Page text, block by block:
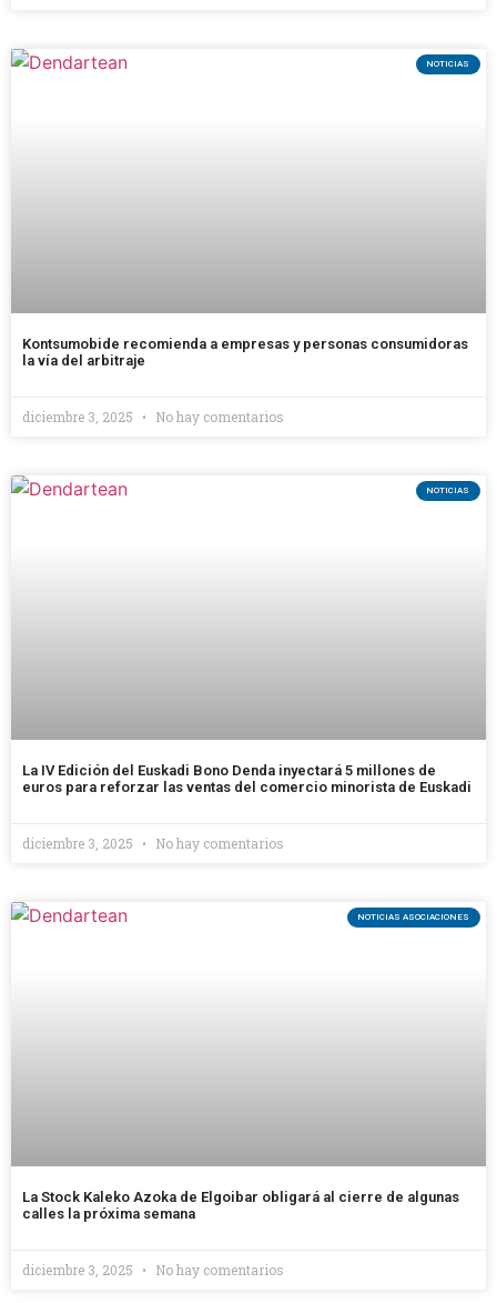
NOTICIAS
Kontsumobide recomienda a empresas y personas consumidoras
la vía del arbitraje
diciembre 3, 2025 No hay comentarios
NOTICIAS
La IV Edición del Euskadi Bono Denda inyectará 5 millones de
euros para reforzar las ventas del comercio minorista de Euskadi
diciembre 3, 2025 No hay comentarios
NOTICIAS ASOCIACIONES
La Stock Kaleko Azoka de Elgoibar obligará al cierre de algunas
calles la próxima semana
diciembre 3, 2025 No hay comentarios